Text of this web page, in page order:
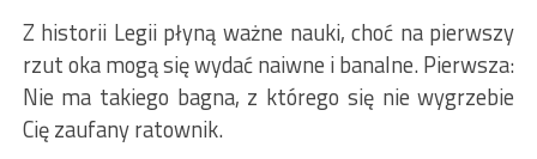
Z historii Legii płyną ważne nauki, choć na pierwszy
rzut oka mogą się wydać naiwne i banalne. Pierwsza:
Nie ma takiego bagna, z którego się nie wygrzebie
Cię zaufany ratownik.